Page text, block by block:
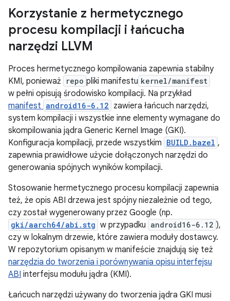
Korzystanie z hermetycznego
procesu kompilacji i łańcucha
narzędzi LLVM
Proces hermetycznego kompilowania zapewnia stabilny
KMI, ponieważ
repo pliki manifestu kernel/manifest
w pełni opisują środowisko kompilacji. Na przykład
manifest android16-6.12 zawiera łańcuch narzędzi,
system kompilacji i wszystkie inne elementy wymagane do
skompilowania jądra Generic Kernel Image (GKI).
Konfiguracja kompilacji, przede wszystkim BUILD.bazel ,
zapewnia prawidłowe użycie dołączonych narzędzi do
generowania spójnych wyników kompilacji.
Stosowanie hermetycznego procesu kompilacji zapewnia
też, że opis ABI drzewa jest spójny niezależnie od tego,
czy został wygenerowany przez Google (np.
gki/aarch64/abi.stg w przypadku android16-6.12 ),
czy w lokalnym drzewie, które zawiera moduły dostawcy.
W repozytorium opisanym w manifeście znajdują się też
narzędzia do tworzenia i porównywania opisu interfejsu
ABI interfejsu modułu jądra (KMI).
Łańcuch narzędzi używany do tworzenia jądra GKI musi